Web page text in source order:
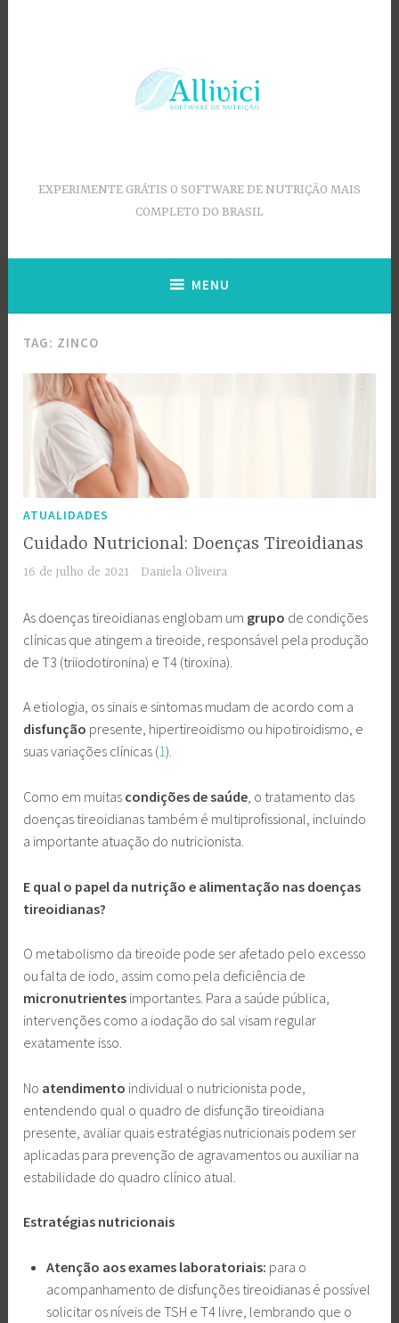
EXPERIMENTE GRÁTIS O SOFTWARE DE NUTRIÇÃO MAIS
COMPLETO DO BRASIL
MENU
TAG: ZINCO
ATUALIDADES
Cuidado Nutricional: Doenças Tireoidianas
16 de julho de 2021 Daniela Oliveira
As doenças tireoidianas englobam um grupo de condições
clínicas que atingem a tireoide, responsável pela produção
de T3 (triiodotironina) e T4 (tiroxina).
A etiologia, os sinais e sintomas mudam de acordo com a
disfunção presente, hipertireoidismo ou hipotiroidismo, e
suas variações clínicas (1).
Como em muitas condições de saúde, o tratamento das
doenças tireoidianas também é multiprofissional, incluindo
a importante atuação do nutricionista.
E qual o papel da nutrição e alimentação nas doenças
tireoidianas?
O metabolismo da tireoide pode ser afetado pelo excesso
ou falta de iodo, assim como pela deficiência de
micronutrientes importantes. Para a saúde pública,
intervenções como a iodação do sal visam regular
exatamente isso.
No atendimento individual o nutricionista pode,
entendendo qual o quadro de disfunção tireoidiana
presente, avaliar quais estratégias nutricionais podem ser
aplicadas para prevenção de agravamentos ou auxiliar na
estabilidade do quadro clínico atual.
Estratégias nutricionais
Atenção aos exames laboratoriais: para o
acompanhamento de disfunções tireoidianas é possível
solicitar os níveis de TSH e T4 livre, lembrando que o